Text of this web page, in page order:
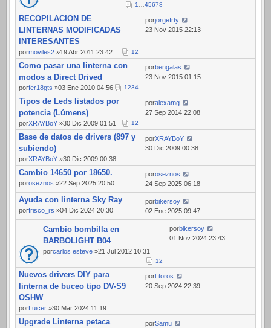
1…45678
RECOPILACION DE
LINTERNAS MODIFICADAS
INTERESANTES
pormoviles2 »19 Abr 2011 23:42 12
porjorgefrty
23 Nov 2015 22:13
Como pasar una linterna con
modos a Direct Drived
porfer18gts »03 Ene 2010 04:56 1234
porbengalas
23 Nov 2015 01:15
Tipos de Leds listados por
potencia (Lúmens)
porXRAYBoY »30 Dic 2009 01:51 12
poralexamg
27 Sep 2014 22:08
Base de datos de drivers (897 y
subiendo)
porXRAYBoY »30 Dic 2009 00:38
porXRAYBoY
30 Dic 2009 00:38
Cambio 14650 por 18650.
poroseznos »22 Sep 2025 20:50
poroseznos
24 Sep 2025 06:18
Ayuda con linterna Sky Ray
porfrisco_rs »04 Dic 2024 20:30
porbikersoy
02 Ene 2025 09:47
Cambio bombilla en
BARBOLIGHT B04
porcarlos esteve »21 Jul 2012 10:31
12
porbikersoy
01 Nov 2024 23:43
Nuevos drivers DIY para
linterna de buceo tipo DV-S9
OSHW
por Luicer »30 Mar 2024 11:19
port.toros
20 Sep 2024 22:39
Upgrade Linterna petaca
porSamu